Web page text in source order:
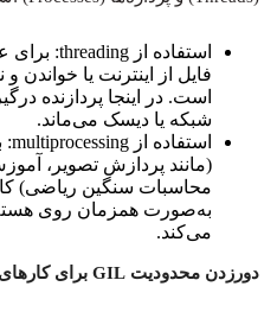
فایل از اینترنت یا
است. در اینجا پردازنده
شبکه یا دیسک می‌ماند.
(مانند پردازش تصویر،
محاسبات سنگین ریاضی)
به‌صورت همزمان روی
می‌کند.
دورزدن محدودیت GIL برای کارهای CPU-bound